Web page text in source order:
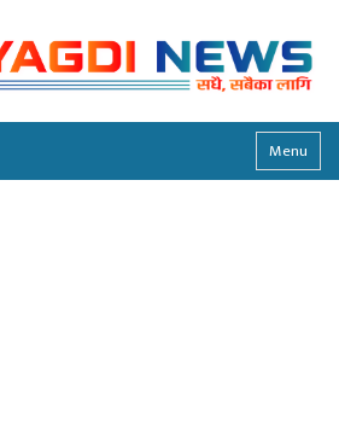
Menu